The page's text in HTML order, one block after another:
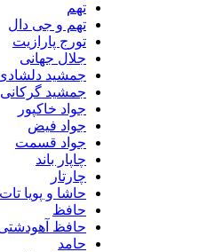
تهم و جی دال
تورج پارازیت
جلال جهانی
جمشید دلشادی
جمشید گرکانی
جواد خاکپور
جواد فیض
جواد قسمت
چاپار باند
حاشا و پویا تات لاو
حافظ آهودشتی